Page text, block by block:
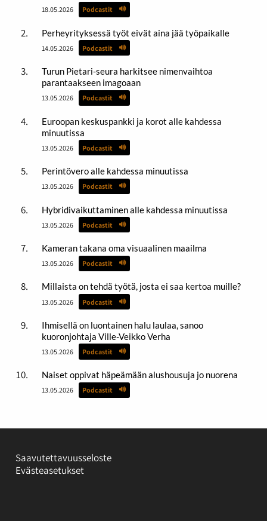
18.05.2026 Podcastit
Perheyrityksessä työt eivät aina jää työpaikalle
14.05.2026 Podcastit
Turun Pietari-seura harkitsee nimenvaihtoa
parantaakseen imagoaan
13.05.2026 Podcastit
Euroopan keskuspankki ja korot alle kahdessa
minuutissa
13.05.2026 Podcastit
Perintövero alle kahdessa minuutissa
13.05.2026 Podcastit
Hybridivaikuttaminen alle kahdessa minuutissa
13.05.2026 Podcastit
Kameran takana oma visuaalinen maailma
13.05.2026 Podcastit
Millaista on tehdä työtä, josta ei saa kertoa muille?
13.05.2026 Podcastit
Ihmisellä on luontainen halu laulaa, sanoo
kuoronjohtaja Ville-Veikko Verha
13.05.2026 Podcastit
Naiset oppivat häpeämään alushousuja jo nuorena
13.05.2026 Podcastit
Saavutettavuusseloste
Evästeasetukset